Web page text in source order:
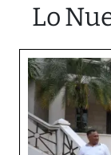
Lo